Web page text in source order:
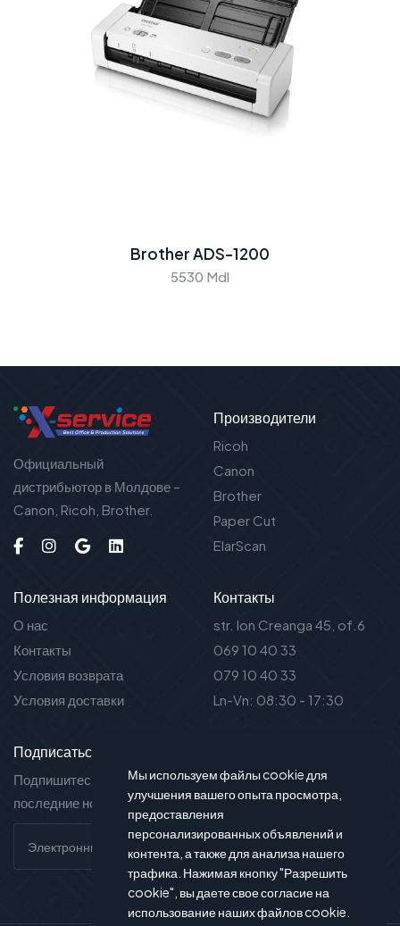
Brother ADS-1200
5530 Mdl
Официальный
дистрибьютор в Молдове –
Canon, Ricoh, Brother.
Производители
Ricoh
Canon
Brother
Paper Cut
ElarScan
Полезная информация
О нас
Контакты
Условия возврата
Условия доставки
Контакты
str. Ion Creanga 45, of.6
069 10 40 33
079 10 40 33
Ln-Vn: 08:30 - 17:30
Подписаться на новости
Подпишитесь на нашу рассылку и вы будете в курсе
последние новости и предложения.
Мы используем файлы cookie для
улучшения вашего опыта просмотра,
предоставления
персонализированных объявлений и
контента, а также для анализа нашего
трафика. Нажимая кнопку "Разрешить
cookie", вы даете свое согласие на
использование наших файлов cookie.